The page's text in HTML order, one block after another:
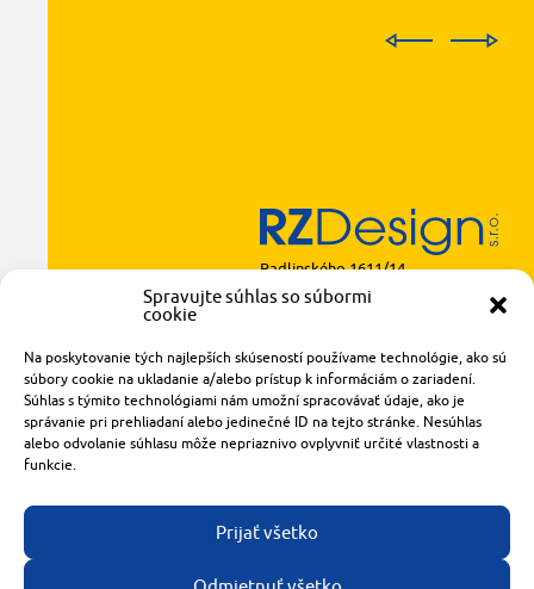
Spravujte súhlas so súbormi
cookie
Na poskytovanie tých najlepších skúseností používame technológie, ako sú
súbory cookie na ukladanie a/alebo prístup k informáciám o zariadení.
Súhlas s týmito technológiami nám umožní spracovávať údaje, ako je
správanie pri prehliadaní alebo jedinečné ID na tejto stránke. Nesúhlas
alebo odvolanie súhlasu môže nepriaznivo ovplyvniť určité vlastnosti a
funkcie.
Prijať všetko
Radlinského 1611/14
921 01 Piešťany
+421 905 119 087
made with
bytomashalo.com